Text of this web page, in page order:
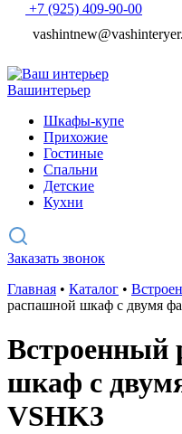
+7 (925) 409-90-00
Вашинтерьер
Шкафы-купе
Прихожие
Гостиные
Спальни
Детские
Кухни
Заказать звонок
Главная • Каталог •
распашной шкаф с двумя
Встроенный
шкаф с
VSHK3